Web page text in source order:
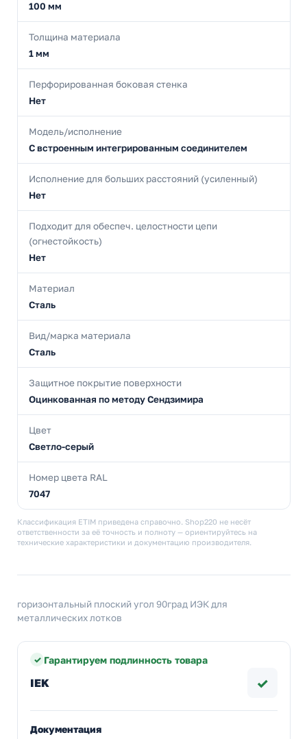
100 мм
Толщина материала
1 мм
Перфорированная боковая стенка
Нет
Модель/исполнение
С встроенным интегрированным соединителем
Исполнение для больших расстояний (усиленный)
Нет
Подходит для обеспеч. целостности цепи
(огнестойкость)
Нет
Материал
Сталь
Вид/марка материала
Сталь
Защитное покрытие поверхности
Оцинкованная по методу Сендзимира
Цвет
Светло-серый
Номер цвета RAL
7047
Классификация ETIM приведена справочно. Shop220 не несёт
ответственности за её точность и полноту — ориентируйтесь на
технические характеристики и документацию производителя.
горизонтальный плоский угол 90град ИЭК для
металлических лотков
Гарантируем подлинность товара
IEK ✓
Документация